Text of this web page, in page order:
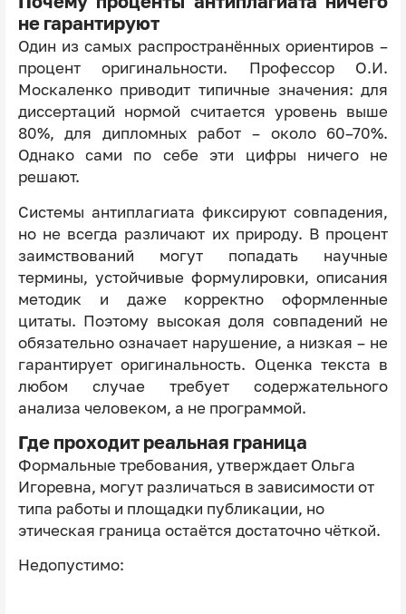
не гарантируют
Один из самых распространённых ориентиров –
процент оригинальности. Профессор О.И.
Москаленко приводит типичные значения: для
диссертаций нормой считается уровень выше
80%, для дипломных работ – около 60–70%.
Однако сами по себе эти цифры ничего не
решают.
Системы антиплагиата фиксируют совпадения,
но не всегда различают их природу. В процент
заимствований могут попадать научные
термины, устойчивые формулировки, описания
методик и даже корректно оформленные
цитаты. Поэтому высокая доля совпадений не
обязательно означает нарушение, а низкая – не
гарантирует оригинальность. Оценка текста в
любом случае требует содержательного
анализа человеком, а не программой.
Где проходит реальная граница
Формальные требования, утверждает Ольга
Игоревна, могут различаться в зависимости от
типа работы и площадки публикации, но
этическая граница остаётся достаточно чёткой.
Недопустимо: